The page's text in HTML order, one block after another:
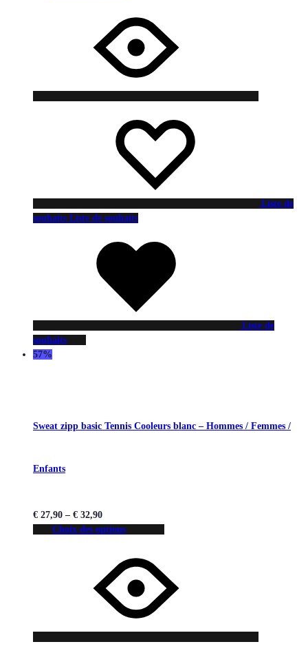
Liste de
souhaits Liste de souhaits
Liste de
souhaits
57%
Sweat zipp basic Tennis Cooleurs blanc – Hommes / Femmes /
Enfants
€ 27,90 – € 32,90
Choix des options